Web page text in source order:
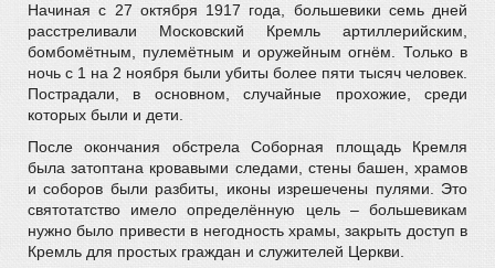
Начиная с 27 октября 1917 года, большевики семь дней
расстреливали Московский Кремль артиллерийским,
бомбомётным, пулемётным и оружейным огнём. Только в
ночь с 1 на 2 ноября были убиты более пяти тысяч человек.
Пострадали, в основном, случайные прохожие, среди
которых были и дети.
После окончания обстрела Соборная площадь Кремля
была затоптана кровавыми следами, стены башен, храмов
и соборов были разбиты, иконы изрешечены пулями. Это
святотатство имело определённую цель – большевикам
нужно было привести в негодность храмы, закрыть доступ в
Кремль для простых граждан и служителей Церкви.